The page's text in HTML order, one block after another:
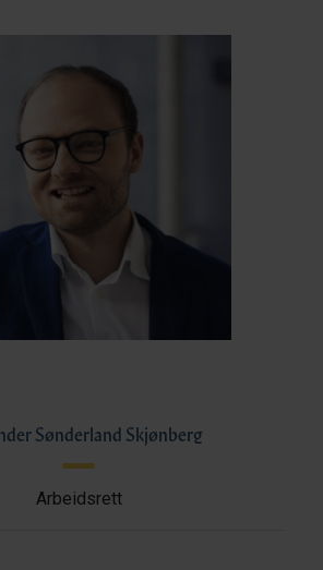
Sønderland Skjønberg
Arbeidsrett